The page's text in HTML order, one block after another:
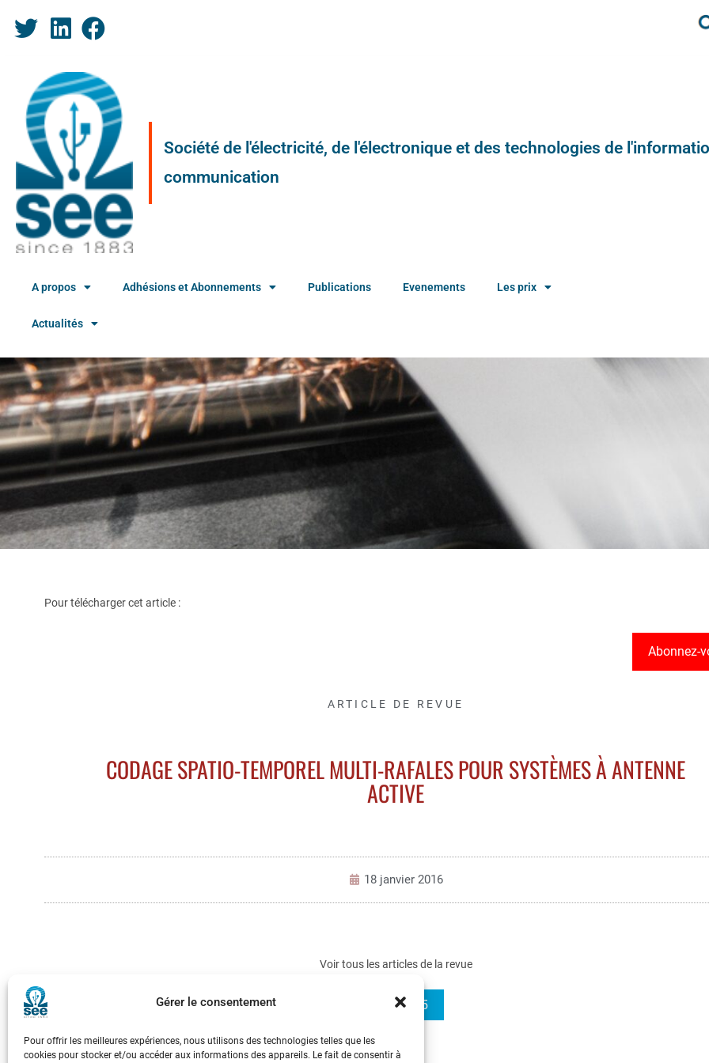
Gérer le consentement
Pour offrir les meilleures expériences, nous utilisons des technologies telles que les
cookies pour stocker et/ou accéder aux informations des appareils. Le fait de consentir à
Société de l'électricité, de l'électronique et des technologies de
communication
A propos Adhésions et Abonnements Publications Evenements Les prix
Actualités
Pour télécharger cet article :
Abonnez-
ARTICLE DE REVUE
CODAGE SPATIO-TEMPOREL MULTI-RAFALES POUR SYSTÈMES À ANTENNE
ACTIVE
18 janvier 2016
Voir tous les articles de la revue
REE 2015-5